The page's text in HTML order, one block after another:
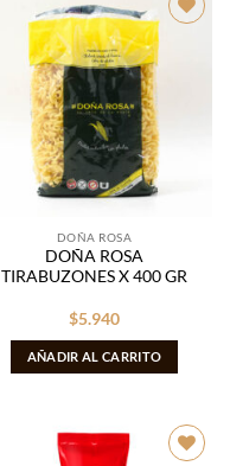
Añadir
DOÑA ROSA
DOÑA ROSA
TIRABUZONES X 400 GR
$5.940
AÑADIR AL CARRITO